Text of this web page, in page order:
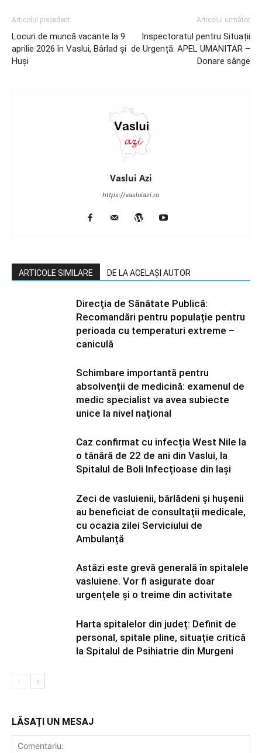
Articolul precedent
Locuri de muncă vacante la 9
aprilie 2026 în Vaslui, Bârlad și
Huși
Articolul următor
Inspectoratul pentru Situații
de Urgență: APEL UMANITAR –
Donare sânge
Vaslui Azi
https://vasluiazi.ro
ARTICOLE SIMILARE DE LA ACELAȘI AUTOR
Direcția de Sănătate Publică:
Recomandări pentru populație pentru
perioada cu temperaturi extreme –
caniculă
Schimbare importantă pentru
absolvenții de medicină: examenul de
medic specialist va avea subiecte
unice la nivel național
Caz confirmat cu infecția West Nile la
o tânără de 22 de ani din Vaslui, la
Spitalul de Boli Infecțioase din Iași
Zeci de vasluienii, bârlădeni și hușenii
au beneficiat de consultații medicale,
cu ocazia zilei Serviciului de
Ambulanță
Astăzi este grevă generală în spitalele
vasluiene. Vor fi asigurate doar
urgențele și o treime din activitate
Harta spitalelor din județ: Definit de
personal, spitale pline, situație critică
la Spitalul de Psihiatrie din Murgeni
LĂSAȚI UN MESAJ